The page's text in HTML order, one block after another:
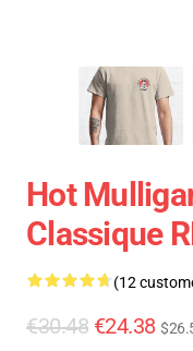
Hot
Classique
(12
€30.48 €24.38